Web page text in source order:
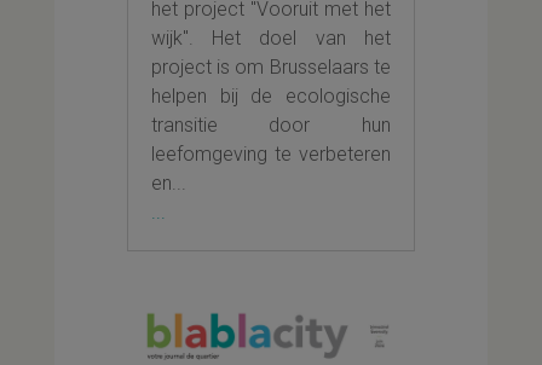
het project "Vooruit met het
wijk". Het doel van het
project is om Brusselaars te
helpen bij de ecologische
transitie door hun
leefomgeving te verbeteren
en...
...